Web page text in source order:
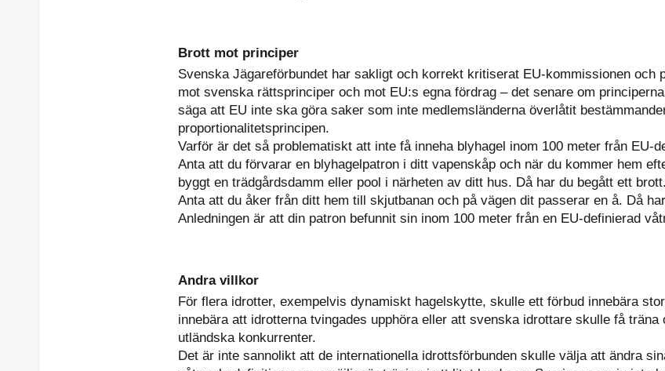
Brott mot principer
Svenska Jägareförbundet har sakligt och korrekt kritiserat EU-kommissionen och
mot svenska rättsprinciper och mot EU:s egna fördrag – det senare om
säga att EU inte ska göra saker som inte medlemsländerna överlåtit
proportionalitetsprincipen.
Varför är det så problematiskt att inte få inneha blyhagel inom 100 meter från EU-
Anta att du förvarar en blyhagelpatron i ditt vapenskåp och när du kommer hem
byggt en trädgårdsdamm eller pool i närheten av ditt hus. Då har du begått ett brott.
Anta att du åker från ditt hem till skjutbanan och på vägen dit passerar en å. Då
Anledningen är att din patron befunnit sin inom 100 meter från en EU-definierad
Andra villkor
För flera idrotter, exempelvis dynamiskt hagelskytte, skulle ett förbud innebära
innebära att idrotterna tvingades upphöra eller att svenska idrottare skulle få
utländska konkurrenter.
Det är inte sannolikt att de internationella idrottsförbunden skulle välja att ändra